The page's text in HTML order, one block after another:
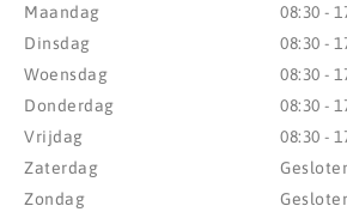
Maandag
Dinsdag
Woensdag
Donderdag
Vrijdag
Zaterdag
Zondag
08:30 -
08:30 -
08:30 -
08:30 -
08:30 -